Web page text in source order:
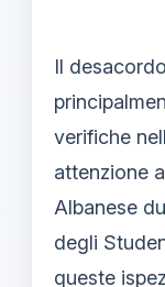
Il
verifiche
attenzione
Albanese
degli
queste